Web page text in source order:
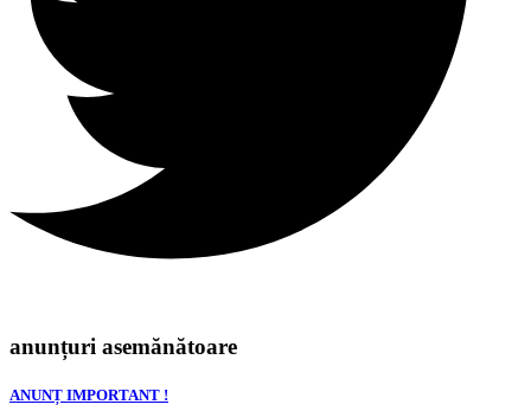
anunțuri asemănătoare
ANUNȚ IMPORTANT !